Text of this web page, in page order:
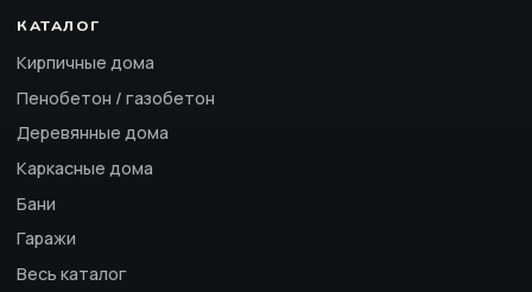
КАТАЛОГ
Кирпичные дома
Пенобетон / газобетон
Деревянные дома
Каркасные дома
Бани
Гаражи
Весь каталог